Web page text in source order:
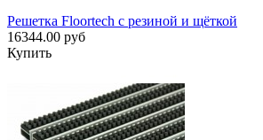
Решетка Floortech с резиной и щёткой
16344.00 руб
Купить